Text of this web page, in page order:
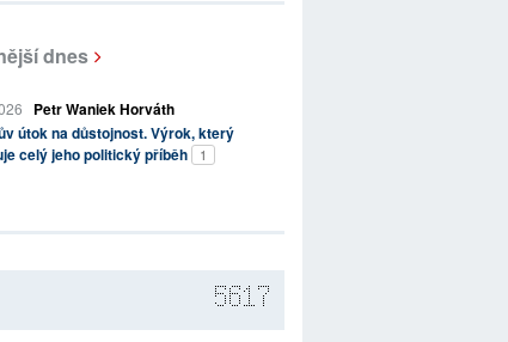
dnes
Petr Waniek Horváth
útok na důstojnost. Výrok, který
celý jeho politický příběh
1
5617